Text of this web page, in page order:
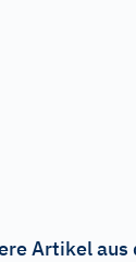
Artikel aus